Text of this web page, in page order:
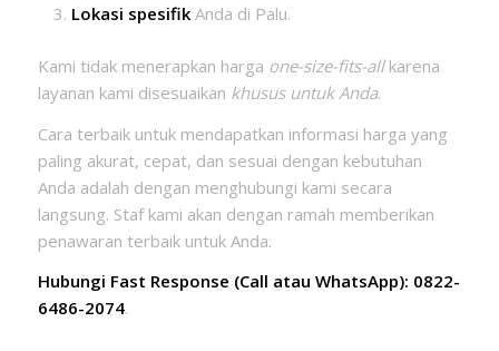
Lokasi spesifikAnda di Palu.
Kami tidak menerapkan harga one-size-fits-allkarena
layanan kami disesuaikan khusus untuk Anda.
Cara terbaik untuk mendapatkan informasi harga yang
paling akurat, cepat, dan sesuai dengan kebutuhan
Anda adalah dengan menghubungi kami secara
langsung. Staf kami akan dengan ramah memberikan
penawaran terbaik untuk Anda.
Hubungi Fast Response (Call atau WhatsApp): 0822-
6486-2074.